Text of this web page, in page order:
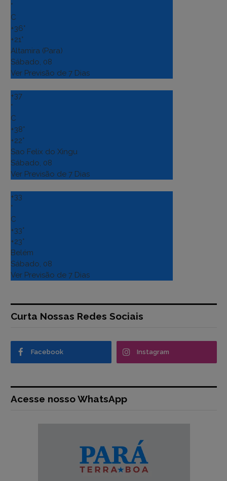
°
C
+36°
+21°
Altamira (Para)
Sábado, 08
Ver Previsão de 7 Dias
+37
°
C
+38°
+22°
Sao Felix do Xingu
Sábado, 08
Ver Previsão de 7 Dias
+33
°
C
+33°
+23°
Belém
Sábado, 08
Ver Previsão de 7 Dias
Curta Nossas Redes Sociais
Facebook Instagram
Acesse nosso WhatsApp